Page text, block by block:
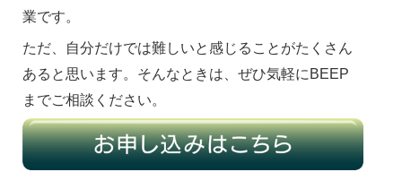
業です。
ただ、自分だけでは難しいと感じることがたくさん
あると思います。そんなときは、ぜひ気軽にBEEP
までご相談ください。